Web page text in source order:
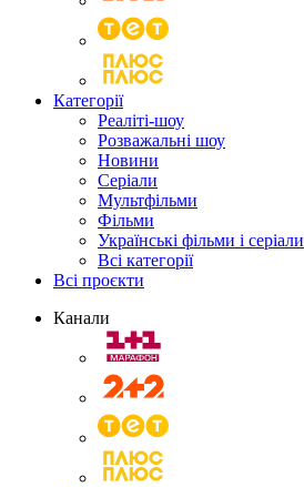
Категорії
Реаліті-шоу
Розважальні шоу
Новини
Серіали
Мультфільми
Фільми
Українські фільми і серіали
Всі категорії
Всі проєкти
Канали